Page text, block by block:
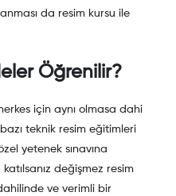
da resim kursu ile
Öğrenilir?
için aynı olmasa dahi
teknik resim eğitimleri
yetenek sınavına
değişmez resim
ve verimli bir